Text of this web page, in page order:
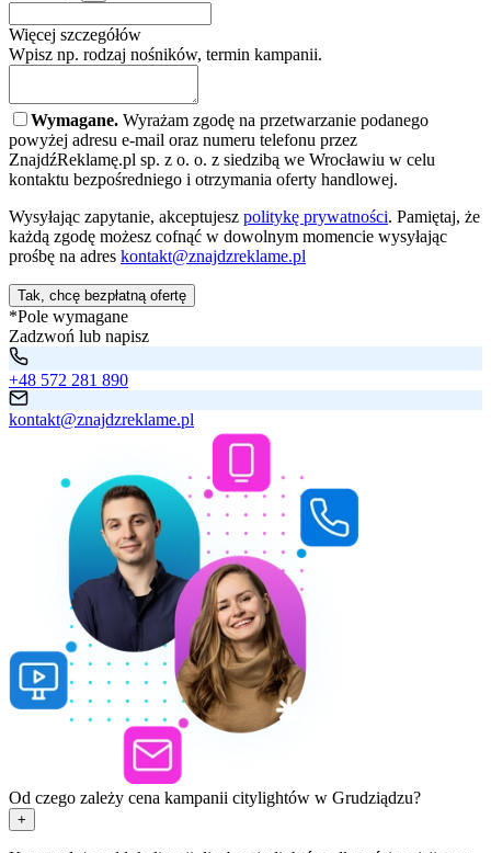
Więcej szczegółów
Wpisz np. rodzaj nośników, termin kampanii.
Wymagane. Wyrażam zgodę na przetwarzanie podanego
powyżej adresu e-mail oraz numeru telefonu przez
ZnajdźReklamę.pl sp. z o. o. z siedzibą we Wrocławiu w celu
kontaktu bezpośredniego i otrzymania oferty handlowej.
Wysyłając zapytanie, akceptujesz politykę prywatności. Pamiętaj, że
każdą zgodę możesz cofnąć w dowolnym momencie wysyłając
prośbę na adres kontakt@znajdzreklame.pl
Tak, chcę bezpłatną ofertę
*Pole wymagane
Zadzwoń lub napisz
+48 572 281 890
kontakt@znajdzreklame.pl
Od czego zależy cena kampanii citylightów w Grudziądzu?
+